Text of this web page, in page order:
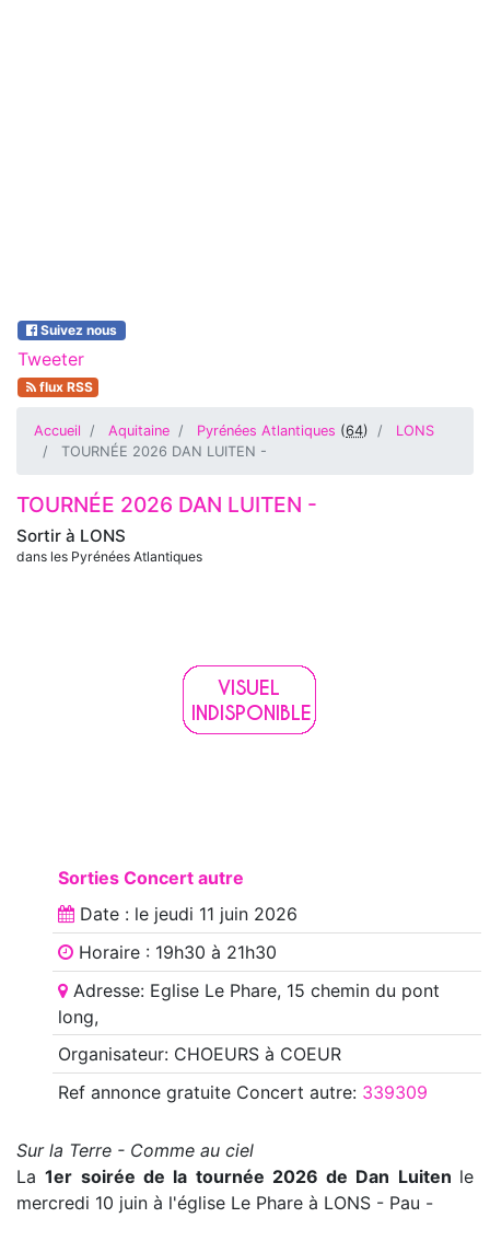
Suivez nous
Tweeter
flux RSS
Accueil Aquitaine Pyrénées Atlantiques (64)
LONS
TOURNÉE 2026 DAN LUITEN -
Sortir à LONS
dans les Pyrénées Atlantiques
TOURNÉE 2026 DAN LUITEN -
Sorties Concert autre
Date : le jeudi 11 juin 2026
Horaire : 19h30 à 21h30
Adresse: Eglise Le Phare, 15 chemin du pont
long,
Organisateur: CHOEURS à COEUR
Ref annoncegratuite Concert autre: 339309
Sur la Terre - Comme au ciel
La1er soirée de la tournée 2026 de Dan Luiten le
mercredi 10 juin à l'église Le Phare à LONS - Pau -